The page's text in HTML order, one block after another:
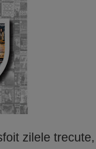
zilele trecute,